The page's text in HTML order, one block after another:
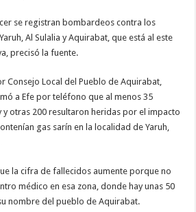
se registran bombardeos contra los
Al Sulalia y Aquirabat, que está al este
precisó la fuente.
Consejo Local del Pueblo de Aquirabat,
a Efe por teléfono que al menos 35
otras 200 resultaron heridas por el impacto
gas sarín en la localidad de Yaruh,
la cifra de fallecidos aumente porque no
médico en esa zona, donde hay unas 50
nombre del pueblo de Aquirabat.